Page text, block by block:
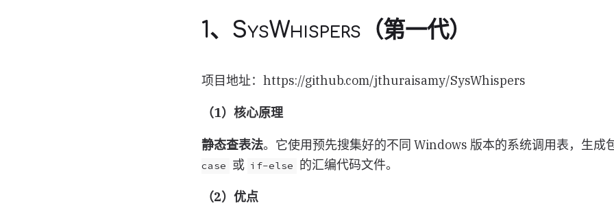
1、SysWhispers（第一代）
项目地址：https://github.com/jthuraisamy/SysWhispers
（1）核心原理
静态查表法。它使用预先搜集好的不同 Windows 版本的系统调用表，生成
case
或 if-else 的汇编代码文件。
（2）优点